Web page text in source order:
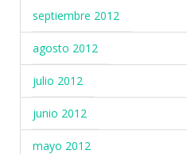
septiembre 2012
agosto 2012
julio 2012
junio 2012
mayo 2012